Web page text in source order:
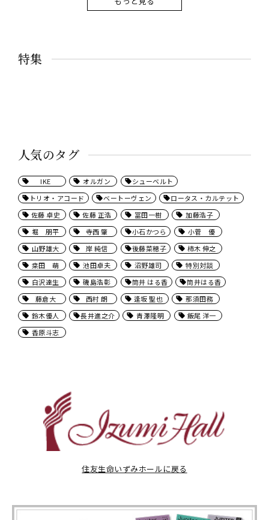
人気のタグ
IKE オルガン
シューベルト
トリオ・アコード
ベートーヴェン
ロータス・カルテット
佐藤 卓史
佐藤 正浩 冨田一樹
加藤浩子
堀 朋平
寺西 肇 小石かつら
小菅 優
山野雄大
岸 純信 後藤菜穂子
柿木 伸之
桒田 萌
池田卓夫 沼野雄司
特別対談
白沢達生
磯島浩彰 筒井 はる香
筒井はる香
藤倉大
西村 朗 逢坂 聖也
那須田務
鈴木優人
長井進之介 青澤隆明
飯尾 洋一
香原斗志
特集
住友生命いずみホールに戻る